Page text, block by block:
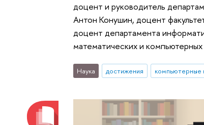
доцент и руководитель
Антон Конушин, доцент
доцент департамента
математических и
Наука достижения компьютерные